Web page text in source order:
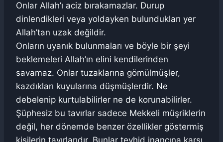
Onlar Allah’ı aciz bırakamazlar. Durup
dinlendikleri veya yoldayken bulundukları yer
Allah’tan uzak değildir.
Onların uyanık bulunmaları ve böyle bir şeyi
beklemeleri Allah’ın elini kendilerinden
savamaz. Onlar tuzaklarına gömülmüşler,
kazdıkları kuyularına düşmüşlerdir. Ne
debelenip kurtulabilirler ne de korunabilirler.
Şüphesiz bu tavırlar sadece Mekkeli müşriklerin
değil, her dönemde benzer özellikler göstermiş